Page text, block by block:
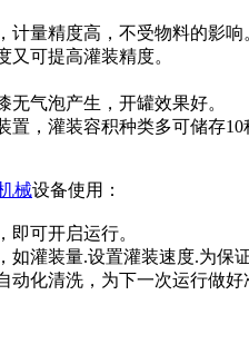
量精度高，不受物料的影响
可提高灌装精度。
气泡产生，开罐效果好。
，灌装容积种类多可储存10
械设备使用：
可开启运行。
灌装量.设置灌装速度.为保
化清洗，为下一次运行做好